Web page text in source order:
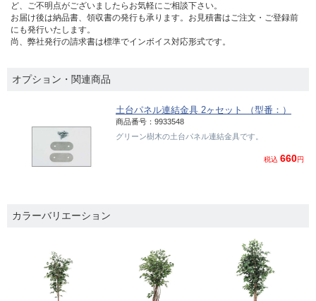
ど、ご不明点がございましたらお気軽にご相談下さい。
お届け後は納品書、領収書の発行も承ります。お見積書はご注文・ご登録前
にも発行いたします。
尚、弊社発行の請求書は標準でインボイス対応形式です。
オプション・関連商品
土台パネル連結金具 2ヶセット （型番：）
商品番号：9933548
グリーン樹木の土台パネル連結金具です。
税込 660円
カラーバリエーション